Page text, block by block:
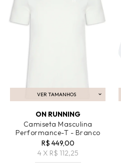
VER TAMANHOS
ADICIONAR AO CARRINHO
ON RUNNING
Camiseta Masculina
Performance-T - Branco
R$ 449,00
4 X R$ 112,25